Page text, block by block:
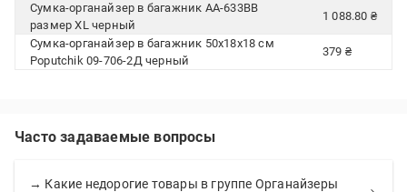
Сумка-органайзер в багажник AA-633BB
размер XL черный
1 088.80 ₴
Сумка-органайзер в багажник 50х18х18 см
Poputchik 09-706-2Д черный
379 ₴
Часто задаваемые вопросы
→ Какие недорогие товары в группе Органайзеры